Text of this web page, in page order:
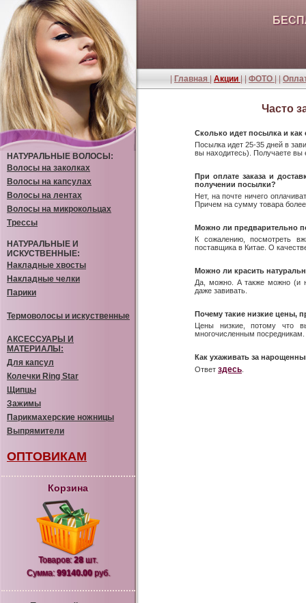
Главная Акции ФОТО
НАТУРАЛЬНЫЕ ВОЛОСЫ:
Волосы на заколках
Волосы на капсулах
Волосы на лентах
Волосы на микрокольцах
Трессы
НАТУРАЛЬНЫЕ И
ИСКУСТВЕННЫЕ:
Накладные хвосты
Накладные челки
Парики
Термоволосы и искуственные
АКСЕССУАРЫ И
МАТЕРИАЛЫ:
Для капсул
Колечки Ring Star
Щипцы
Зажимы
Парикмахерские ножницы
Выпрямители
ОПТОВИКАМ
Корзина
Товаров:28шт.
Сумма:99140.00руб.
Часто
Сколько идет посылка и как
Посылка идет 25-35 дней в
вы находитесь). Получаете вы
При оплате заказа и
получении посылки?
Нет, на почте ничего
Причем на сумму товара
Можно ли предварительно
К сожалению, посмотреть
поставщика в Китае. О
Можно ли красить
Да, можно. А также можно (и
даже завивать.
Почему такие низкие цены,
Цены низкие, потому что
многочисленным
Как ухаживать за
Ответ здесь